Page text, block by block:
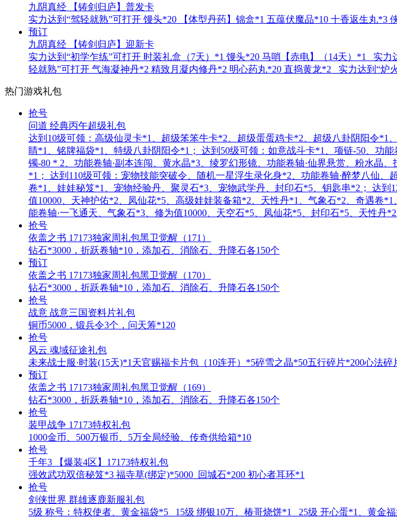
九阴真经 【铸剑归庐】普发卡
实力达到“驾轻就熟”可打开 馒头*20 【体型丹药】锦盒*1 五蕴伏魔品*10 十香返生丸*3
预订
九阴真经 【铸剑归庐】迎新卡
实力达到“初学乍练”可打开 时装礼盒（7天）*1 馒头*20 马哨【赤电】（14天）*1 实
轻就熟”可打开 气海凝神丹*2 精致月凝内修丹*2 明心药丸*20 直捣黄龙*2 实力达到“
热门游戏礼包
抢号
问道 经典丙午超级礼包
达到10级可领：高级仙灵卡*1、超级笨笨牛卡*2、超级蛋蛋鸡卡*2、超级八卦阴阳令*1
睛*1、铭牌福袋*1、特级八卦阴阳令*1； 达到50级可领：如意战斗卡*1、项链-50、功
镯-80 * 2、功能卷轴·副本连闯、黄水晶*3、绫罗幻形镜、功能卷轴·仙界悬赏、粉水晶
*1； 达到110级可领：宠物技能突破令、随机一星浮生录化身*2、功能卷轴·醉梦八仙
卷*1、娃娃秘笈*1、宠物经验丹、聚灵石*3、宠物武学丹、封印石*5、钥匙串*2； 达
值10000、天神护佑*2、凤仙花*5、高级娃娃装备箱*2、天性丹*1、气象石*2、奇遇卷
能卷轴·一飞通天、气象石*3、修为值10000、天空石*5、凤仙花*5、封印石*5、天性
抢号
依盖之书 17173独家周礼包黑卫觉醒（171）
钻石*3000，折跃卷轴*10，添加石、消除石、升降石各150个
预订
依盖之书 17173独家周礼包黑卫觉醒（170）
钻石*3000，折跃卷轴*10，添加石、消除石、升降石各150个
抢号
战意 战意三国资料片礼包
铜币5000，锻兵令3个，问天筹*120
抢号
风云 魂域征途礼包
未来战士服·时装(15天)*1天官赐福卡片包（10连开）*5碎雪之晶*50五行碎片*200心法碎
预订
依盖之书 17173独家周礼包黑卫觉醒（169）
钻石*3000，折跃卷轴*10，添加石、消除石、升降石各150个
抢号
装甲战争 17173特权礼包
1000金币、500万银币、5万全局经验、传奇供给箱*10
抢号
千年3 【爆装4区】17173特权礼包
强效武功双倍秘笈*3 福寺草(绑定)*5000 回城石*200 初心者耳环*1
抢号
剑侠世界 群雄逐鹿新服礼包
5级 称号：特权使者、黄金福袋*5 15级 绑银10万、椿哥烧饼*1 25级 开心蛋*1、黄金